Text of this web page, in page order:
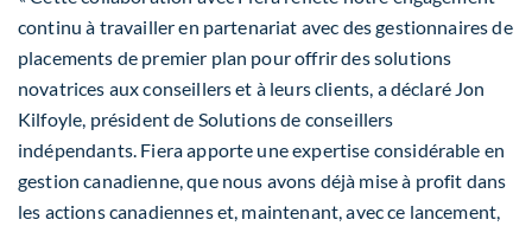
continu à travailler en partenariat avec des gestionnaires de
placements de premier plan pour offrir des solutions
novatrices aux conseillers et à leurs clients, a déclaré Jon
Kilfoyle, président de Solutions de conseillers
indépendants. Fiera apporte une expertise considérable en
gestion canadienne, que nous avons déjà mise à profit dans
les actions canadiennes et, maintenant, avec ce lancement,